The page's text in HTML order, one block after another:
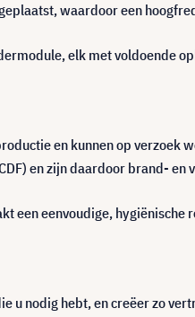
waardoor een
elk met voldoende
en kunnen op verzoek
en zijn daardoor brand- en
een eenvoudige, hygiënische
u nodig hebt, en creëer zo